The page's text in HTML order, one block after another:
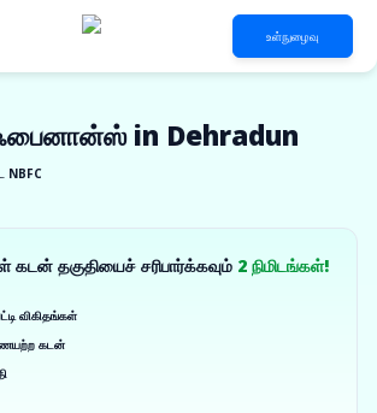
உள்நுழைவு
in Dehradun
NBFC
தகுதியைச் சரிபார்க்கவும் 2 நிமிடங்கள்!
விகிதங்கள்
கடன்